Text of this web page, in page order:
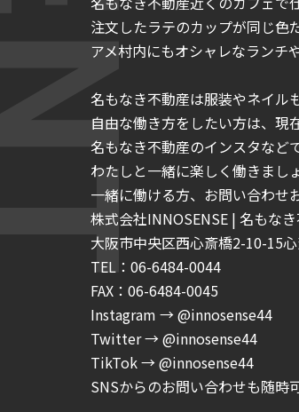
注文したラテのカップが同じ色
アメ村内にもオシャレなラン
名もなき不動産は服装やネイル
自由な働き方をしたい方は、現
名もなき不動産のインスタなど
わたしと一緒に楽しく働きまし
一緒に働ける方、お問い合わ
株式会社INNOSENSE | 名もな
大阪市中央区西心斎橋2-10-15
TEL：06-6484-0044
FAX：06-6484-0045
Instagram → @innosense44
Twitter → @innosense44
TikTok → @innosense44
SNSからのお問い合わせも随時